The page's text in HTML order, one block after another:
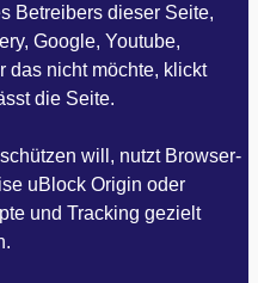
Betreibers dieser Seite,
Google, Youtube,
das nicht möchte, klickt
die Seite.
will, nutzt Browser-
uBlock Origin oder
und Tracking gezielt